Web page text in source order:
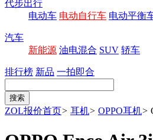
代步出行
电动车 电动自行车 电动平衡
汽车
新能源 油电混合 SUV 轿车
排行榜 新品 一拍即合
ZOL报价首页> 耳机> OPPO耳机>